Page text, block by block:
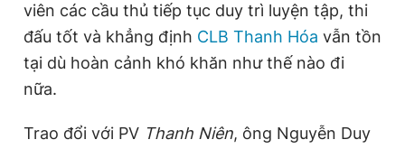
Đọc Thanh Niên trên điện thoại
viên các cầu thủ tiếp tục duy trì luyện tập, thi
đấu tốt và khẳng định CLB Thanh Hóa vẫn tồn
tại dù hoàn cảnh khó khăn như thế nào đi
nữa.
Trao đổi với PV Thanh Niên, ông Nguyễn Duy